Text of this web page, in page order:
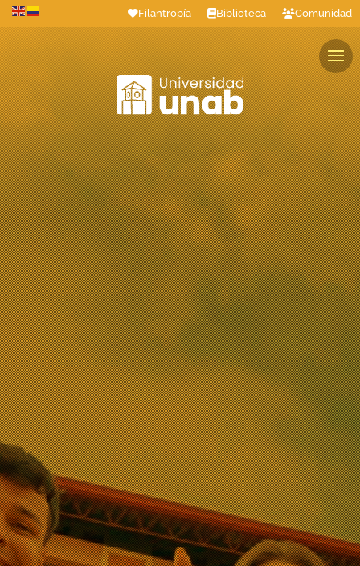
Filantropía Biblioteca Comunidad
Estudiantes Profesores Colaboradores Graduados